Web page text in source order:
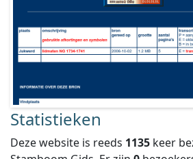
Statistieken
Deze website is reeds 1135 keer